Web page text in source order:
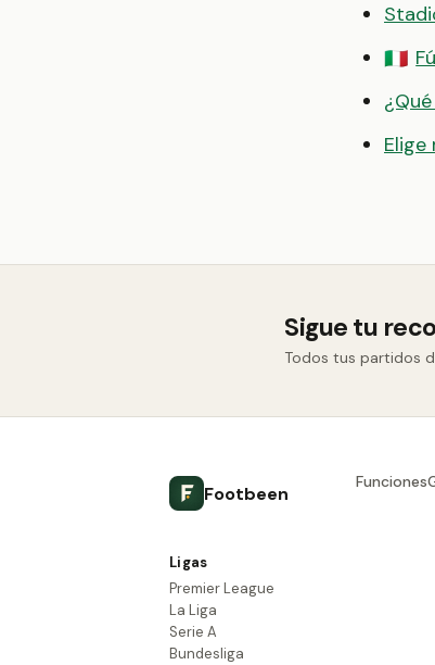
🇮🇹
Sigue tu
Todos tus partidos
Footbeen
Funciones
Ligas
Premier League
La Liga
Serie A
Bundesliga